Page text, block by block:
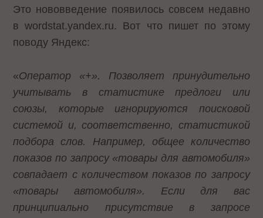
Это нововведение появилось совсем недавно
в wordstat.yandex.ru. Вот что пишет по этому
поводу Яндекс:
«Оператор «+». Позволяет принудительно
учитывать в статистике предлоги или
союзы, которые игнорируются поисковой
системой и, соответственно, статистикой
подбора слов. Например, общее количество
показов по запросу «товары для автомобиля»
совпадает с количеством показов по запросу
«товары автомобиля». Если для вас
принципиально присутствие в запросе